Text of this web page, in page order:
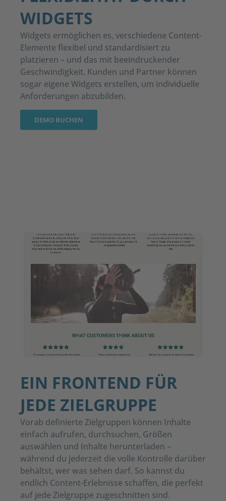
WIDGETS
Widgets ermöglichen es, verschiedene Content-
Elemente flexibel und standardisiert zu
platzieren – und das mit beeindruckender
Geschwindigkeit. Kunden und Partner können
sogar eigene Widgets erstellen, um individuelle
Anforderungen abzubilden.
DEMO BUCHEN
EIN FRONTEND FÜR
JEDE ZIELGRUPPE
Vorab definierte Zielgruppen können Inhalte
einfach aufrufen, durchsuchen, Größen
auswählen und Inhalte herunterladen –
während du jederzeit die volle Kontrolle darüber
behältst, wer was sehen darf. So kannst du
endlich Content-Erlebnisse schaffen, die perfekt
auf jede Zielgruppe zugeschnitten sind.